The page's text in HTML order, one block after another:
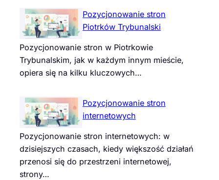
Pozycjonowanie stron
Piotrków Trybunalski
Pozycjonowanie stron w Piotrkowie
Trybunalskim, jak w każdym innym mieście,
opiera się na kilku kluczowych…
Pozycjonowanie stron
internetowych
Pozycjonowanie stron internetowych: w
dzisiejszych czasach, kiedy większość działań
przenosi się do przestrzeni internetowej,
strony…